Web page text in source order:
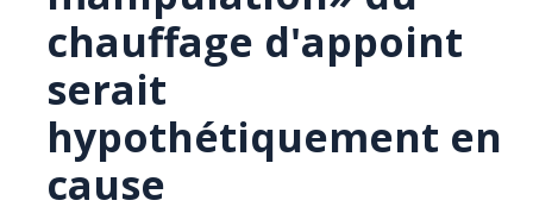
chauffage d'appoint
serait
hypothétiquement en
cause